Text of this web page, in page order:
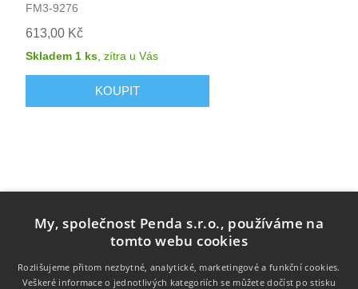
FM3-9276
613,00 Kč
Skladem 1 ks ,zítra u Vás
My, společnost Penda s.r.o., používáme na
tomto webu cookies
Rozlišujeme přitom nezbytné, analytické, marketingové a funkční cookies.
Veškeré informace o jednotlivých kategoriích se můžete dočíst po stisku